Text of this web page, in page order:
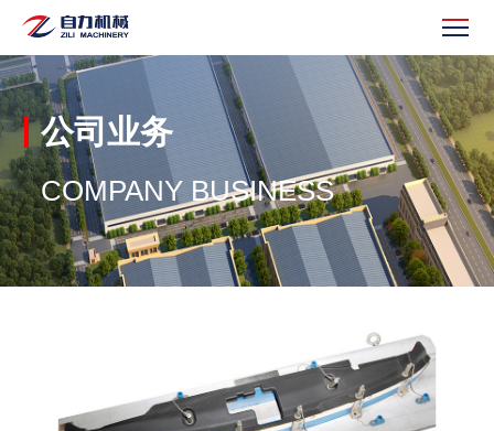
公司业务
COMPANY BUSINESS